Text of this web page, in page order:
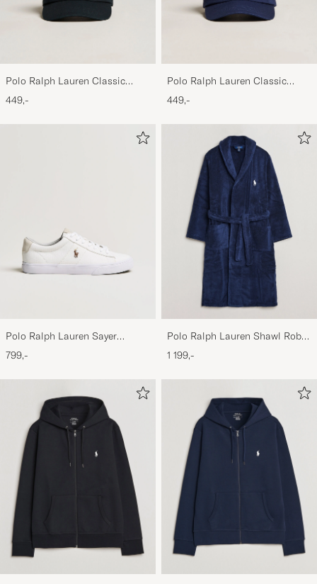
Polo Ralph Lauren Classic
Sports Cap Black
449,-
Polo Ralph Lauren Classic
Sports Cap Relay Blue
449,-
Polo Ralph Lauren Sayer
Canvas Sneakers White
799,-
Polo Ralph Lauren Shawl Robe
Navy
1 199,-